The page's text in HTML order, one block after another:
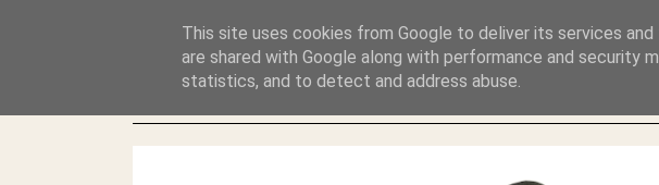
ΛΕΗΛΑΣΙΑ ΚΑΙ ΕΓΚΛΗΜΑ ?This site uses cookies from Google to deliver its services
are shared with Google along with performance and security
statistics, and to detect and address abuse.